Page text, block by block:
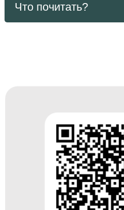
Что почитать?